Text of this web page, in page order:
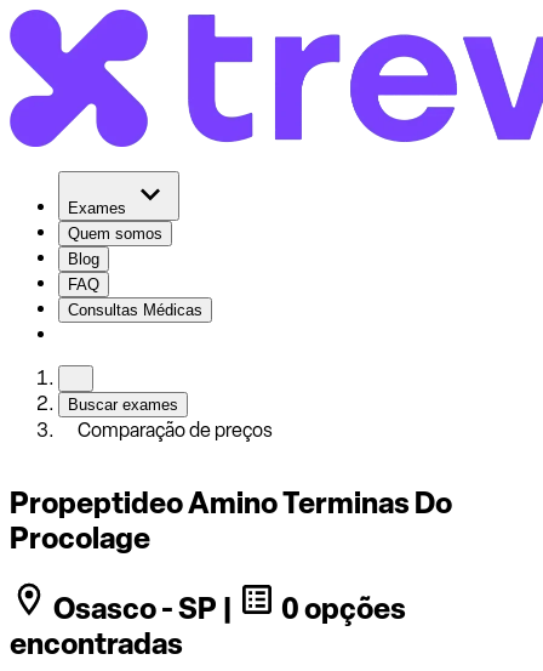
Exames
Quem somos
Blog
FAQ
Consultas Médicas
Buscar exames
Comparação de preços
Propeptideo Amino Terminas Do
Procolage
Osasco - SP |
0 opções
encontradas